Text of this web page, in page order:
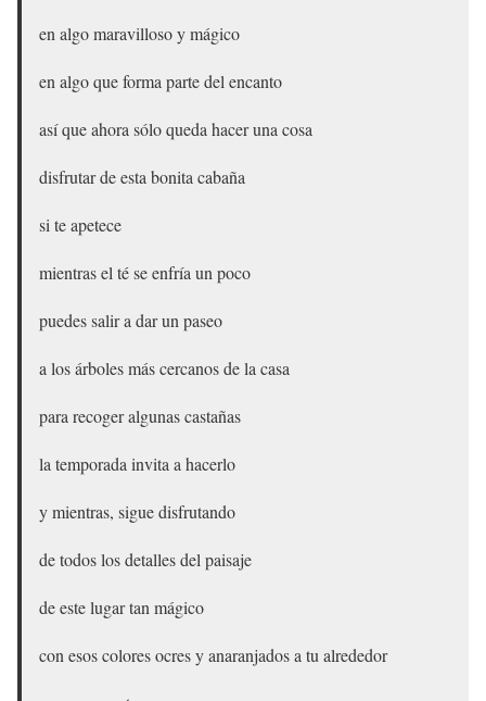
en algo maravilloso y mágico
en algo que forma parte del encanto
así que ahora sólo queda hacer una cosa
disfrutar de esta bonita cabaña
si te apetece
mientras el té se enfría un poco
puedes salir a dar un paseo
a los árboles más cercanos de la casa
para recoger algunas castañas
la temporada invita a hacerlo
y mientras, sigue disfrutando
de todos los detalles del paisaje
de este lugar tan mágico
con esos colores ocres y anaranjados a tu alrededor